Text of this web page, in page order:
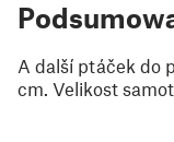
A další ptáček do
cm. Velikost